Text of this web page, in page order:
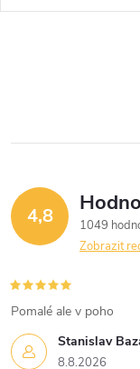
chtějí zahnat chuť na
l
d
a
c
í
p
4,8
1049
Zobrazit
Stanislav
8.8.2026
Pomalé ale v poho